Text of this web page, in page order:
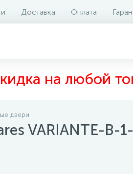
Доставка Оплата
на любой
двери
VARIANTE-B-
на складе Отзывы 0